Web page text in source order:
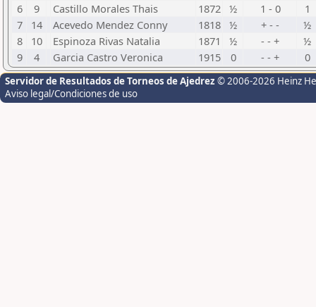
6
9 Castillo Morales Thais 1872 ½ 1 - 0
1
7
14 Acevedo Mendez Conny 1818 ½ + - -
½
8
10 Espinoza Rivas Natalia 1871 ½ - - +
½
9
4 Garcia Castro Veronica 1915 0 - - + 0
Servidor de Resultados de Torneos de Ajedrez © 2006-2026 Heinz
Aviso legal/Condiciones de uso